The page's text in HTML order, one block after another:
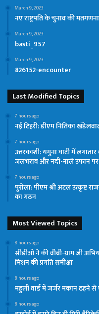
March 9, 2023
नए राष्ट्रपति के चुनाव की
March 9, 2023
basti_957
March 9, 2023
826152-encounter
Last Modified Topics
7 hours ago
नई टिहरी: डीएम नितिका
7 hours ago
उत्तरकाशी: यमुना घाटी में
जलभराव और नदी-नाले उफान पर
7 hours ago
पुरोला: पीएम श्री अटल उत्कृष्ट
का गठन
Most Viewed Topics
8 hours ago
सीडीओ ने की वीबी-ग्राम जी
मिशन की प्रगति समीक्षा
8 hours ago
महुली वार्ड में जर्जर मकान ढहने
8 hours ago